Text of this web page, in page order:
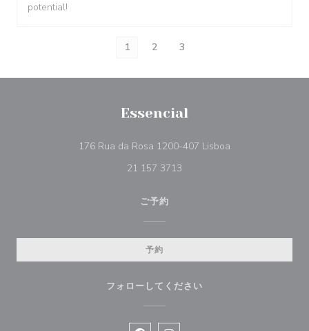
potential!
1 2 3
Essencial
176 Rua da Rosa 1200-407 Lisboa
21 157 3713
ご予約
予約
フォローしてください